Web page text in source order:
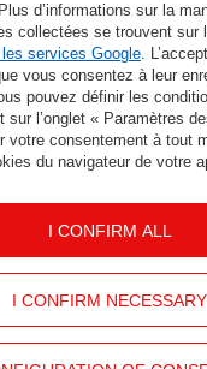
ÉCONOMISER
AIDER
MON COMPTE
CONTACTEZ
d’informations sur la
collectées se trouvent sur
services Google.
vous consentez à leur
pouvez définir les
sur l’onglet « Paramètres
votre consentement à tout
du navigateur de votre
I CONFIRM NECESSARY
I CONFIRM ALL